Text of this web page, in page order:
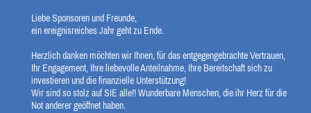
Liebe Sponsoren und Freunde,
ein ereignisreiches Jahr geht zu Ende.
Herzlich danken möchten wir Ihnen, für das entgegengebrachte Vertrauen,
Ihr Engagement, Ihre liebevolle Anteilnahme, Ihre Bereitschaft sich zu
investieren und die finanzielle Unterstützung!
Wir sind so stolz auf SIE alle!! Wunderbare Menschen, die ihr Herz für die
Not anderer geöffnet haben.